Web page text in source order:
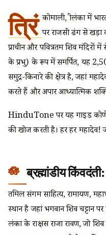
त्रिं कोमाली, श्रीलंका में
पर राजसी ढंग से
प्राचीन और पवित्रतम शिव
के प्रभु) के रूप में समर्पित, यह
समुद्र-किनारे की क्षेत्र है, जहां
करते हैं और अपार आध्यात्मिक
HinduTone पर यह गाइड
की खोज करती है। हर हर महादेव!
ब्रह्मांडीय
तमिल संगम साहित्य, रामायण,
स्थान है जहां भगवान शिव चट्टान
लंका के राक्षस राजा रावण, जो